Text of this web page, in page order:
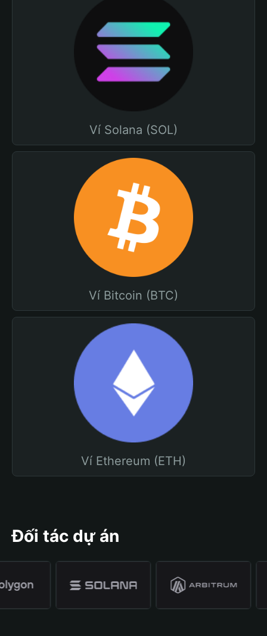
Ví Solana (SOL)
Ví Bitcoin (BTC)
Ví Ethereum (ETH)
Đối tác dự án